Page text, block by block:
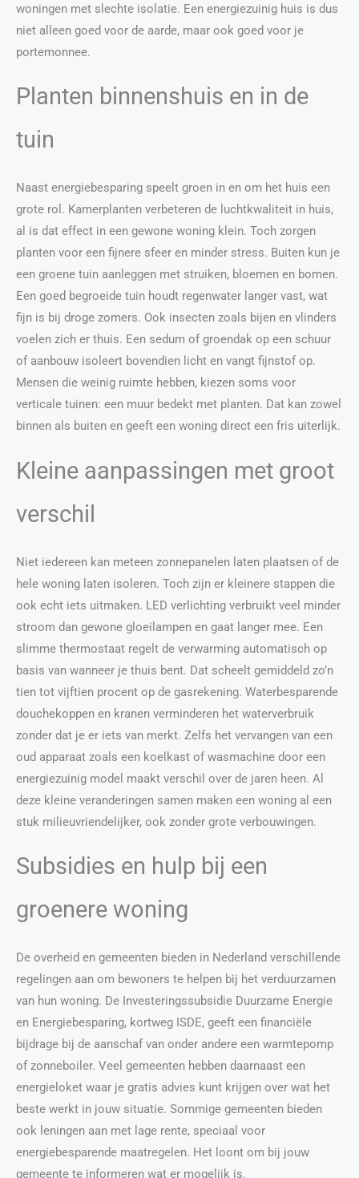
woningen met slechte isolatie. Een energiezuinig huis is dus
niet alleen goed voor de aarde, maar ook goed voor je
portemonnee.
Planten binnenshuis en in de
tuin
Naast energiebesparing speelt groen in en om het huis een
grote rol. Kamerplanten verbeteren de luchtkwaliteit in huis,
al is dat effect in een gewone woning klein. Toch zorgen
planten voor een fijnere sfeer en minder stress. Buiten kun je
een groene tuin aanleggen met struiken, bloemen en bomen.
Een goed begroeide tuin houdt regenwater langer vast, wat
fijn is bij droge zomers. Ook insecten zoals bijen en vlinders
voelen zich er thuis. Een sedum of groendak op een schuur
of aanbouw isoleert bovendien licht en vangt fijnstof op.
Mensen die weinig ruimte hebben, kiezen soms voor
verticale tuinen: een muur bedekt met planten. Dat kan zowel
binnen als buiten en geeft een woning direct een fris uiterlijk.
Kleine aanpassingen met groot
verschil
Niet iedereen kan meteen zonnepanelen laten plaatsen of de
hele woning laten isoleren. Toch zijn er kleinere stappen die
ook echt iets uitmaken. LED verlichting verbruikt veel minder
stroom dan gewone gloeilampen en gaat langer mee. Een
slimme thermostaat regelt de verwarming automatisch op
basis van wanneer je thuis bent. Dat scheelt gemiddeld zo’n
tien tot vijftien procent op de gasrekening. Waterbesparende
douchekoppen en kranen verminderen het waterverbruik
zonder dat je er iets van merkt. Zelfs het vervangen van een
oud apparaat zoals een koelkast of wasmachine door een
energiezuinig model maakt verschil over de jaren heen. Al
deze kleine veranderingen samen maken een woning al een
stuk milieuvriendelijker, ook zonder grote verbouwingen.
Subsidies en hulp bij een
groenere woning
De overheid en gemeenten bieden in Nederland verschillende
regelingen aan om bewoners te helpen bij het verduurzamen
van hun woning. De Investeringssubsidie Duurzame Energie
en Energiebesparing, kortweg ISDE, geeft een financiële
bijdrage bij de aanschaf van onder andere een warmtepomp
of zonneboiler. Veel gemeenten hebben daarnaast een
energieloket waar je gratis advies kunt krijgen over wat het
beste werkt in jouw situatie. Sommige gemeenten bieden
ook leningen aan met lage rente, speciaal voor
energiebesparende maatregelen. Het loont om bij jouw
gemeente te informeren wat er mogelijk is.